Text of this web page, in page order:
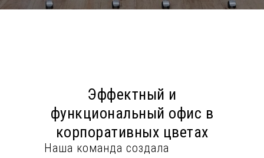
Эффектный и
функциональный офис в
корпоративных цветах
Наша команда создала